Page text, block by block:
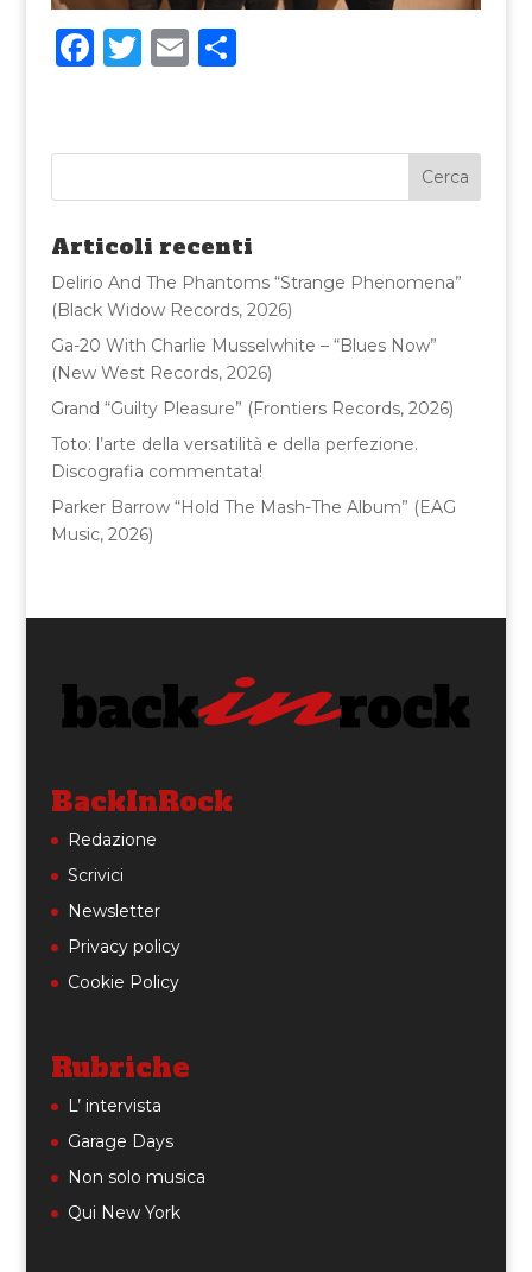
F
e
b
o
o
k
T
te
r
E
l
C
di
vi
di
Articoli recenti
Delirio And The Phantoms “Strange Phenomena”
(Black Widow Records, 2026)
Ga-20 With Charlie Musselwhite – “Blues Now”
(New West Records, 2026)
Grand “Guilty Pleasure” (Frontiers Records, 2026)
Toto: l’arte della versatilità e della perfezione.
Discografia commentata!
Parker Barrow “Hold The Mash-The Album” (EAG
Music, 2026)
BackInRock
Redazione
Scrivici
Newsletter
Privacy policy
Cookie Policy
Rubriche
L’ intervista
Garage Days
Non solo musica
Qui New York